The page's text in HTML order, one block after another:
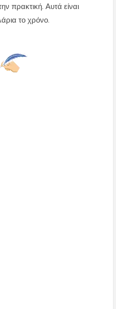
πρακτική. Αυτά είναι
το χρόνο.